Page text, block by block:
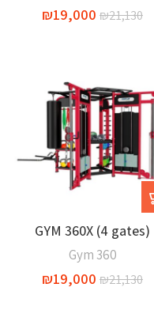
₪21,130
₪19,000
GYM 360X (4 gates)
Gym 360
₪21,130
₪19,000